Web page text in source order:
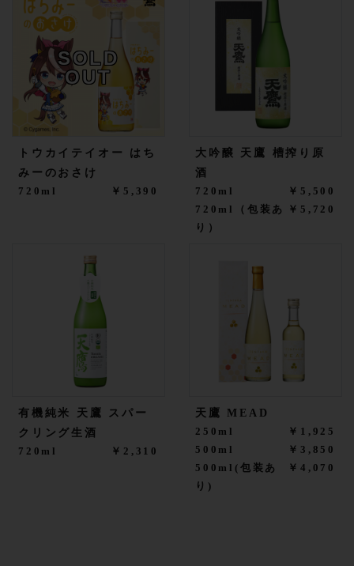
SOLD
OUT
トウカイテイオー はち
みーのおさけ
720ml ￥5,390
大吟醸 天鷹 槽搾り原
酒
720ml
￥5,500
720ml（包装あ
り）
￥5,720
有機純米 天鷹 スパー
クリング生酒
720ml ￥2,310
天鷹 MEAD
250ml
￥1,925
500ml
￥3,850
500ml(包装あ
り)
￥4,070